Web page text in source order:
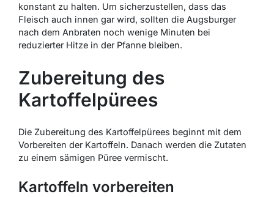
konstant zu halten. Um sicherzustellen, dass das
Fleisch auch innen gar wird, sollten die Augsburger
nach dem Anbraten noch wenige Minuten bei
reduzierter Hitze in der Pfanne bleiben.
Zubereitung des
Kartoffelpürees
Die Zubereitung des Kartoffelpürees beginnt mit dem
Vorbereiten der Kartoffeln. Danach werden die Zutaten
zu einem sämigen Püree vermischt.
Kartoffeln vorbereiten